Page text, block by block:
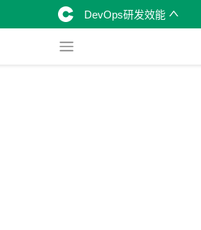
DevOps研发效能